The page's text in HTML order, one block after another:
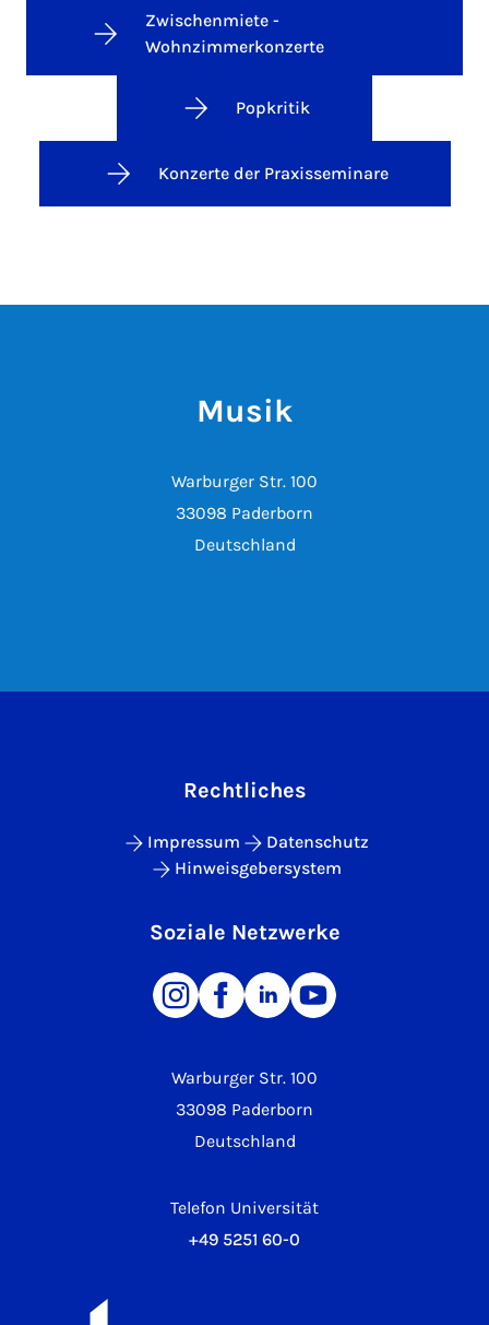
Zwischenmiete -
Wohnzimmerkonzerte
Popkritik
Konzerte der Praxisseminare
Musik
Warburger Str. 100
33098 Paderborn
Deutschland
Warburger Str. 100
33098 Paderborn
Deutschland
Telefon Universität
+49 5251 60-0
Rechtliches
Impressum
Datenschutz
Hinweisgebersystem
Soziale Netzwerke